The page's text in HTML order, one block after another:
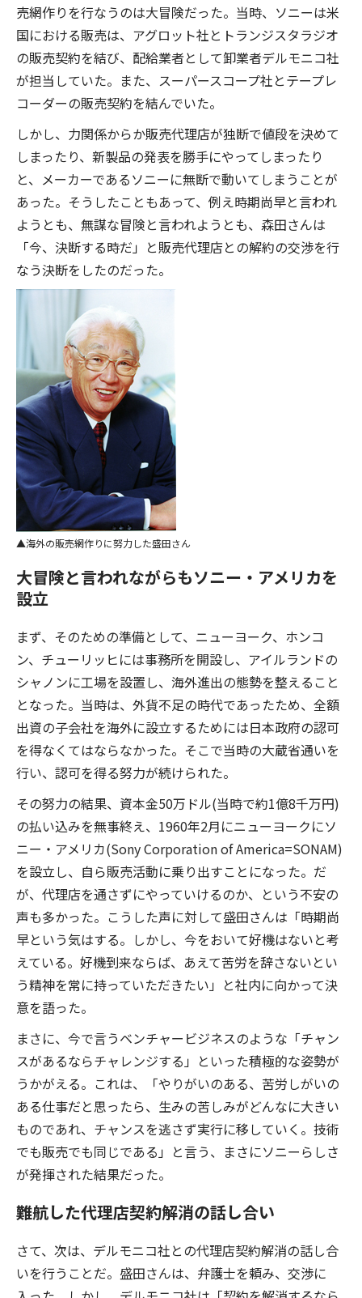
売網作りを行なうのは大冒険だった。当時、ソニーは米
国における販売は、アグロット社とトランジスタラジオ
の販売契約を結び、配給業者として卸業者デルモニコ社
が担当していた。また、スーパースコープ社とテープレ
コーダーの販売契約を結んでいた。
しかし、力関係からか販売代理店が独断で値段を決めて
しまったり、新製品の発表を勝手にやってしまったり
と、メーカーであるソニーに無断で動いてしまうことが
あった。そうしたこともあって、例え時期尚早と言われ
ようとも、無謀な冒険と言われようとも、森田さんは
「今、決断する時だ」と販売代理店との解約の交渉を行
なう決断をしたのだった。
海外の販売網作りに努力した盛田さん
大冒険と言われながらもソニー・アメリカを
設立
まず、そのための準備として、ニューヨーク、ホンコ
ン、チューリッヒには事務所を開設し、アイルランドの
シャノンに工場を設置し、海外進出の態勢を整えること
となった。当時は、外貨不足の時代であったため、全額
出資の子会社を海外に設立するためには日本政府の認可
を得なくてはならなかった。そこで当時の大蔵省通いを
行い、認可を得る努力が続けられた。
その努力の結果、資本金50万ドル(当時で約1億8千万円)
の払い込みを無事終え、1960年2月にニューヨークにソ
ニー・アメリカ(Sony Corporation of America=SONAM)
を設立し、自ら販売活動に乗り出すことになった。だ
が、代理店を通さずにやっていけるのか、という不安の
声も多かった。こうした声に対して盛田さんは「時期尚
早という気はする。しかし、今をおいて好機はないと考
えている。好機到来ならば、あえて苦労を辞さないとい
う精神を常に持っていただきたい」と社内に向かって決
意を語った。
まさに、今で言うベンチャービジネスのような「チャン
スがあるならチャレンジする」といった積極的な姿勢が
うかがえる。これは、「やりがいのある、苦労しがいの
ある仕事だと思ったら、生みの苦しみがどんなに大きい
ものであれ、チャンスを逃さず実行に移していく。技術
でも販売でも同じである」と言う、まさにソニーらしさ
が発揮された結果だった。
難航した代理店契約解消の話し合い
さて、次は、デルモニコ社との代理店契約解消の話し合
いを行うことだ。盛田さんは、弁護士を頼み、交渉に